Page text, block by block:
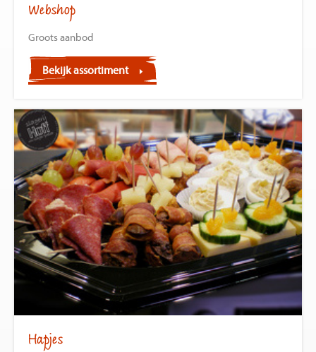
Webshop
Groots aanbod
Bekijk assortiment
Hapjes